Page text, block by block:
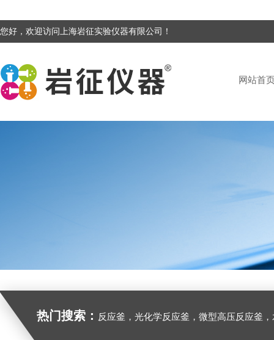
您好，欢迎访问上海岩征实验仪器有限公司！
网站首
热门搜索： 反应釜，光化学反应釜，微型高压反应釜